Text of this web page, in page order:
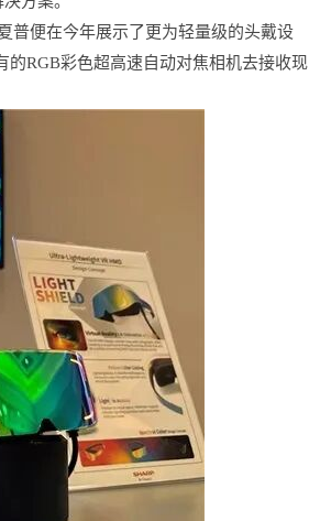
普便在今年展示了更为轻量级的头戴设
RGB彩色超高速自动对焦相机去接收现